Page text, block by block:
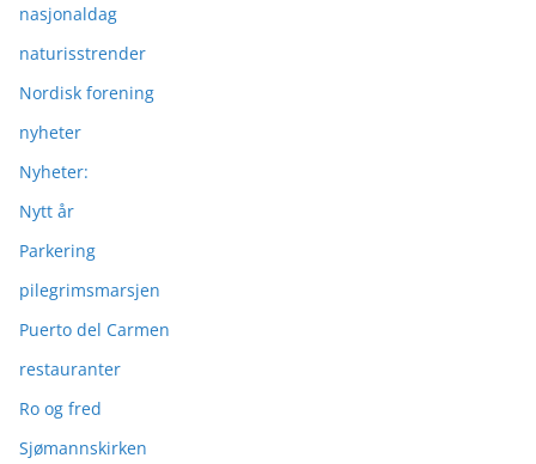
nasjonaldag
naturisstrender
Nordisk forening
nyheter
Nyheter:
Nytt år
Parkering
pilegrimsmarsjen
Puerto del Carmen
restauranter
Ro og fred
Sjømannskirken